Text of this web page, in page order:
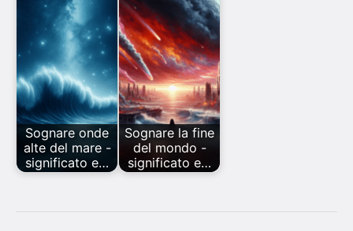
Sognare onde
alte del mare -
significato e…
Sognare la fine
del mondo -
significato e…